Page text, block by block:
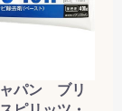
ャパン ブリ